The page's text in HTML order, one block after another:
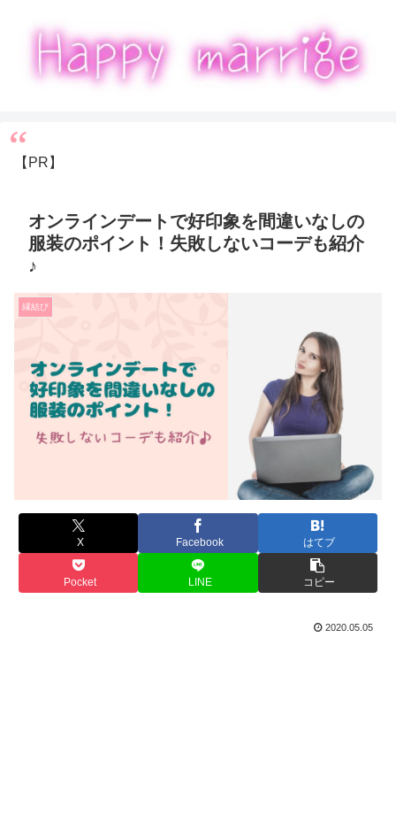
【PR】
オンラインデートで好印象を間違いなしの
服装のポイント！失敗しないコーデも紹介
♪
縁結び
X Facebook はてブ
Pocket LINE コピー
2020.05.05